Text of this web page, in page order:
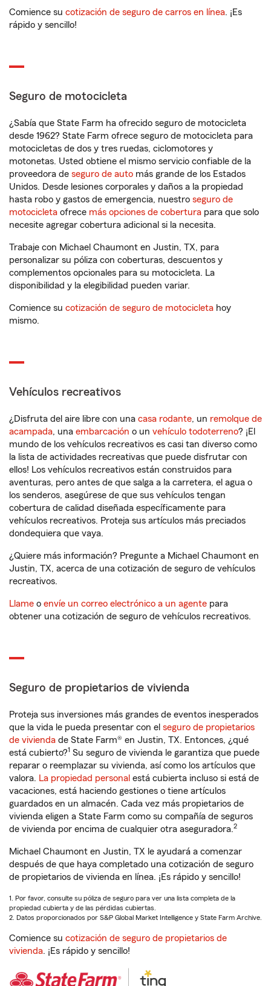
Comience su cotización de seguro de carros en línea. ¡Es
rápido y sencillo!
Seguro de motocicleta
¿Sabía que State Farm ha ofrecido seguro de motocicleta
desde 1962? State Farm ofrece seguro de motocicleta para
motocicletas de dos y tres ruedas, ciclomotores y
motonetas. Usted obtiene el mismo servicio confiable de la
proveedora de seguro de auto más grande de los Estados
Unidos. Desde lesiones corporales y daños a la propiedad
hasta robo y gastos de emergencia, nuestro seguro de
motocicleta ofrece más opciones de cobertura para que solo
necesite agregar cobertura adicional si la necesita.
Trabaje con Michael Chaumont en Justin, TX, para
personalizar su póliza con coberturas, descuentos y
complementos opcionales para su motocicleta. La
disponibilidad y la elegibilidad pueden variar.
Comience su cotización de seguro de motocicleta hoy
mismo.
Vehículos recreativos
¿Disfruta del aire libre con una casa rodante, un remolque de
acampada, una embarcación o un vehículo todoterreno? ¡El
mundo de los vehículos recreativos es casi tan diverso como
la lista de actividades recreativas que puede disfrutar con
ellos! Los vehículos recreativos están construidos para
aventuras, pero antes de que salga a la carretera, el agua o
los senderos, asegúrese de que sus vehículos tengan
cobertura de calidad diseñada específicamente para
vehículos recreativos. Proteja sus artículos más preciados
dondequiera que vaya.
¿Quiere más información? Pregunte a Michael Chaumont en
Justin, TX, acerca de una cotización de seguro de vehículos
recreativos.
Llame o envíe un correo electrónico a un agente para
obtener una cotización de seguro de vehículos recreativos.
Seguro de propietarios de vivienda
Proteja sus inversiones más grandes de eventos inesperados
que la vida le pueda presentar con el seguro de propietarios
de vivienda de State Farm® en Justin, TX. Entonces, ¿qué
está cubierto?1 Su seguro de vivienda le garantiza que puede
reparar o reemplazar su vivienda, así como los artículos que
valora. La propiedad personal está cubierta incluso si está de
vacaciones, está haciendo gestiones o tiene artículos
guardados en un almacén. Cada vez más propietarios de
vivienda eligen a State Farm como su compañía de seguros
de vivienda por encima de cualquier otra aseguradora.2
Michael Chaumont en Justin, TX le ayudará a comenzar
después de que haya completado una cotización de seguro
de propietarios de vivienda en línea. ¡Es rápido y sencillo!
1. Por favor, consulte su póliza de seguro para ver una lista completa de la
propiedad cubierta y de las pérdidas cubiertas.
2. Datos proporcionados por S&P Global Market Intelligence y State Farm Archive.
Comience su cotización de seguro de propietarios de
vivienda. ¡Es rápido y sencillo!